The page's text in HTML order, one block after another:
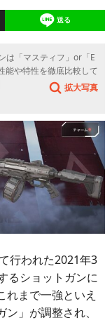
送る
は「マスティフ」or「E
能や特性を徹底比較して
拡大写真
行われた2021年3
るショットガンに
れまで一強といえ
」が調整され、